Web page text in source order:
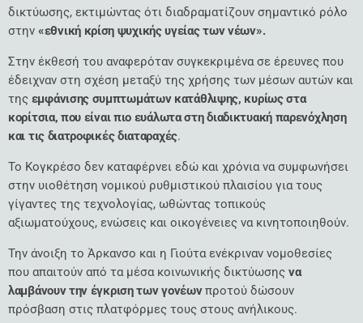
δικτύωσης, εκτιμώντας ότι διαδραματίζουν σημαντικό ρόλο
στην «εθνική κρίση ψυχικής υγείας των νέων».
Στην έκθεσή του αναφερόταν συγκεκριμένα σε έρευνες που
έδειχναν στη σχέση μεταξύ της χρήσης των μέσων αυτών και
της εμφάνισης συμπτωμάτων κατάθλιψης, κυρίως στα
κορίτσια, που είναι πιο ευάλωτα στη διαδικτυακή παρενόχληση
και τις διατροφικές διαταραχές.
Το Κογκρέσο δεν καταφέρνει εδώ και χρόνια να συμφωνήσει
στην υιοθέτηση νομικού ρυθμιστικού πλαισίου για τους
γίγαντες της τεχνολογίας, ωθώντας τοπικούς
αξιωματούχους, ενώσεις και οικογένειες να κινητοποιηθούν.
Την άνοιξη το Άρκανσο και η Γιούτα ενέκριναν νομοθεσίες
που απαιτούν από τα μέσα κοινωνικής δικτύωσης να
λαμβάνουν την έγκριση των γονέωνπροτού δώσουν
πρόσβαση στις πλατφόρμες τους στους ανήλικους.